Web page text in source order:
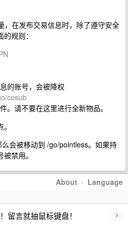
，在发布交易信息时，除了遵守安全
规则：
的账号，会被降权
cosub
。请不要在这里进行全新物品。
会被移动到 /go/pointless。如果持
禁用。
About · Language
留言就抽鼠标键盘！ ›